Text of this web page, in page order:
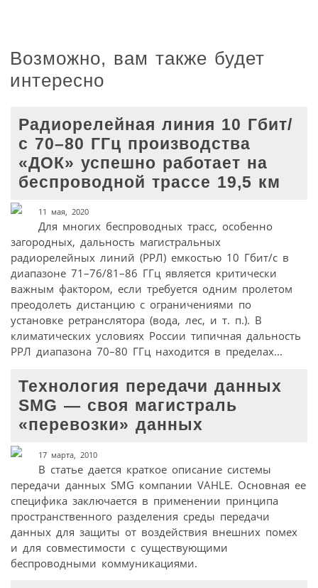
Возможно, вам также будет
интересно
Радиорелейная линия 10 Гбит/
с 70–80 ГГц производства
«ДОК» успешно работает на
беспроводной трассе 19,5 км
11 мая, 2020
Для многих беспроводных трасс, особенно
загородных, дальность магистральных
радиорелейных линий (РРЛ) емкостью 10 Гбит/с в
диапазоне 71–76/81–86 ГГц является критически
важным фактором, если требуется одним пролетом
преодолеть дистанцию с ограничениями по
установке ретранслятора (вода, лес, и т. п.). В
климатических условиях России типичная дальность
РРЛ диапазона 70–80 ГГц находится в пределах...
Технология передачи данных
SMG — своя магистраль
«перевозки» данных
17 марта, 2010
В статье дается краткое описание системы
передачи данных SMG компании VAHLE. Основная ее
специфика заключается в применении принципа
пространственного разделения среды передачи
данных для защиты от воздействия внешних помех
и для совместимости с существующими
беспроводными коммуникациями.